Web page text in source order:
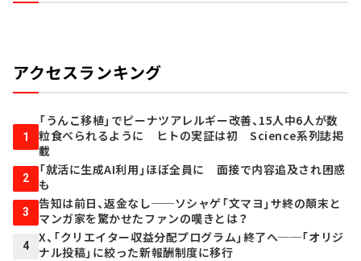
アクセスランキング
1
「うんこ移植」でピーナツアレルギー改善、15人中6人が数
粒食べられるように ヒトの実証は初 Science系列誌掲
載
2
「就活に生成AI利用」ほぼ全員に 面接で内容追及され困惑
も
3
告知は前日、返金なし──ソシャゲ「文マヨ」サ終の顛末と
マンガ家を驚かせたファンの嘆きとは？
4
X、「クリエイター収益分配プログラム」終了へ──「オリジ
ナル投稿」に絞った新報酬制度に移行